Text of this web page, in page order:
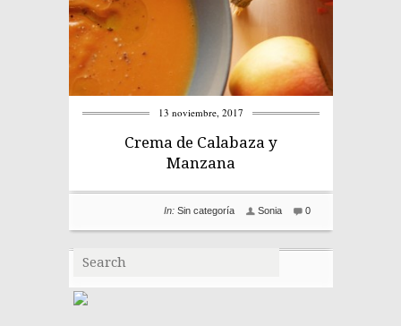
13 noviembre, 2017
Crema de Calabaza y
Manzana
0
Sonia
In: Sin categoría
← Older posts